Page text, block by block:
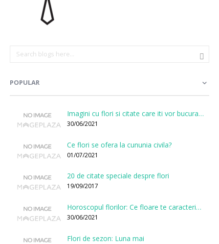
POPULAR
Imagini cu flori si citate care iti vor bucura sufletul
30/06/2021
Ce flori se ofera la cununia civila?
01/07/2021
20 de citate speciale despre flori
19/09/2017
Horoscopul florilor: Ce floare te caracterizeaza in functie de ziua nasterii?
30/06/2021
Flori de sezon: Luna mai